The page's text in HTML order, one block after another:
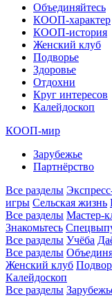
Объединяйтесь
КООП-характер
КООП-история
Женский клуб
Подворье
Здоровье
Отдохни
Круг интересов
Калейдоскоп
КООП-мир
Зарубежье
Партнёрство
Все разделы
игры Сельская жизнь
Все разделы Мастер-
Знакомьтесь
Все разделы Учёба
Все разделы
Женский клуб
Калейдоскоп
Все разделы